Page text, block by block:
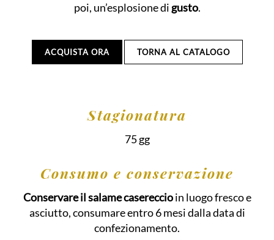
poi, un’esplosione di gusto.
ACQUISTA ORA TORNA AL CATALOGO
Stagionatura
75 gg
Consumo e conservazione
Conservare il salame casereccioin luogo fresco e
asciutto, consumare entro 6 mesi dalla data di
confezionamento.